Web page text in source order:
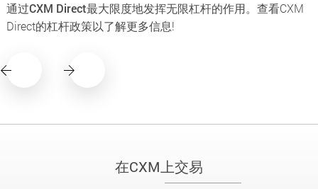
通过CXM Direct最大限度地发挥无限杠杆的作用。 查看CXM
Direct的杠杆政策以了解更多信息!
在CXM上交易